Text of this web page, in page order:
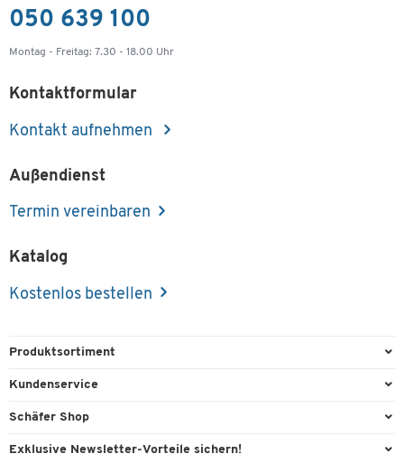
050 639 100
Montag - Freitag: 7.30 - 18.00 Uhr
Kontaktformular
Kontakt aufnehmen
Außendienst
Termin vereinbaren
Katalog
Kostenlos bestellen
Produktsortiment
Büroausstattung
Kundenservice
Direktbestellung
Schäfer Shop
Services & Leistungen
Exklusive Newsletter-Vorteile sichern!